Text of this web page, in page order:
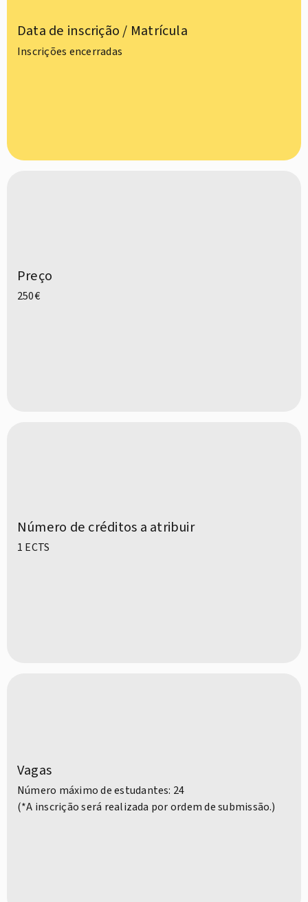
Data de inscrição / Matrícula
Inscrições encerradas
Preço
250€
Número de créditos a atribuir
1 ECTS
Vagas
Número máximo de estudantes: 24
(*A inscrição será realizada por ordem de submissão.)